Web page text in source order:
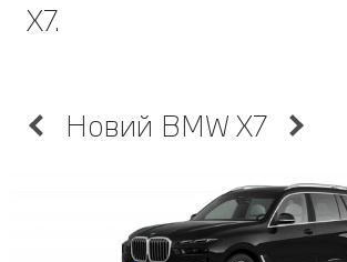
X7.
Новий BMW X7